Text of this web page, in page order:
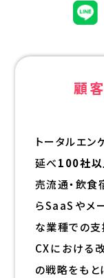
顧
トータルエン
延べ100社
売流通・飲食
らSaaSやメ
な業種での支
CXにおける
の戦略をもと